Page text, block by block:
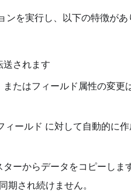
ンを実行し、以下の特徴があ
されます
たはフィールド属性の変更
ィールド に対して自動的に
ーからデータをコピーしま
され続けません。